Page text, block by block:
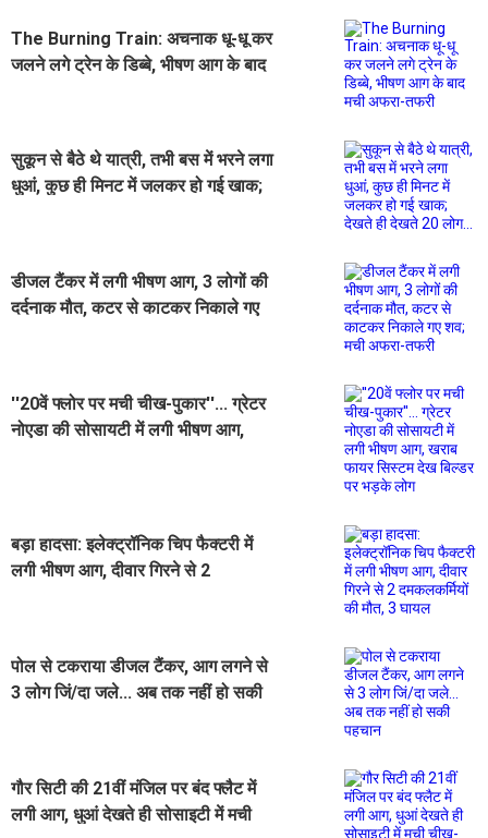
The Burning Train: अचनाक धू-धू कर
जलने लगे ट्रेन के डिब्बे, भीषण आग के बाद
सुकून से बैठे थे यात्री, तभी बस में भरने लगा
धुआं, कुछ ही मिनट में जलकर हो गई खाक;
डीजल टैंकर में लगी भीषण आग, 3 लोगों की
दर्दनाक मौत, कटर से काटकर निकाले गए
''20वें फ्लोर पर मची चीख-पुकार''... ग्रेटर
नोएडा की सोसायटी में लगी भीषण आग,
बड़ा हादसा: इलेक्ट्रॉनिक चिप फैक्टरी में
लगी भीषण आग, दीवार गिरने से 2
पोल से टकराया डीजल टैंकर, आग लगने से
3 लोग जिं/दा जले... अब तक नहीं हो सकी
गौर सिटी की 21वीं मंजिल पर बंद फ्लैट में
लगी आग, धुआं देखते ही सोसाइटी में मची